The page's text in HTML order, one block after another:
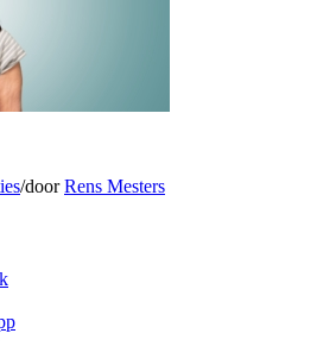
/doorRens Mesters